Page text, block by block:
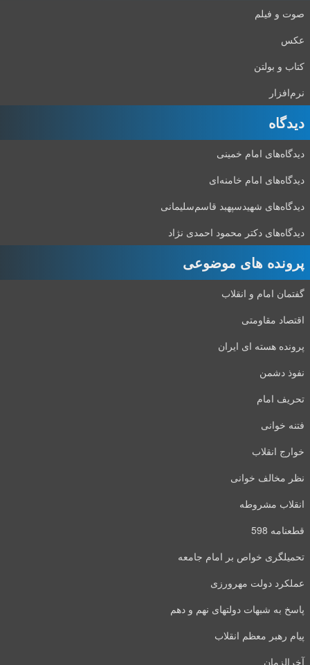
صوت و فیلم
عکس
کتاب و بولتن
نرم‌افزار
دیدگاه‌
دیدگاه‌های امام خمینی
دیدگاه‌های امام خامنه‌ای
دیدگاه‌های شهید‌سپهبد قاسم‌سلیمانی
دیدگاه‌های دکتر محمود احمدی نژاد
پرونده های موضوعی
گفتمان امام و انقلاب
اقتصاد مقاومتی
پرونده هسته ای ایران
نفوذ دشمن
تحریف امام
فتنه خوانی
خوارج انقلاب
نظر مخالف خوانی
انقلاب مشروطه
قطعنامه 598
تحمیلگری خواص بر امام جامعه
عملکرد دولت مهرورزی
پاسخ به شبهات دولتهای نهم و دهم
پیام رهبر معظم انقلاب
آخرالزمان